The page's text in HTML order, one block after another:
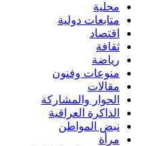
محلية
متابعات دولية
اقتصاد
ثقافة
رياضة
منوعات وفنون
مقالات
الحوار والمشاركة
الذاكرة العراقية
نبض المواطن
مرأة